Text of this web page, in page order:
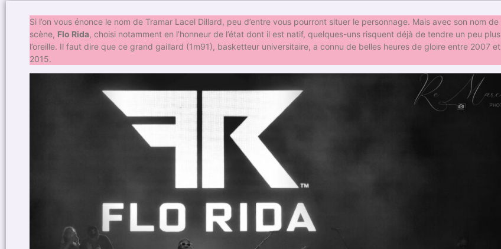
Si l’on vous énonce le nom de Tramar Lacel Dillard, peu d’entre vous pourront situer le personnage. Mais avec son nom de
scène, Flo Rida, choisi notamment en l’honneur de l’état dont il est natif, quelques-uns risquent déjà de tendre un peu plus
l’oreille. Il faut dire que ce grand gaillard (1m91), basketteur universitaire, a connu de belles heures de gloire entre 2007 et
2015.